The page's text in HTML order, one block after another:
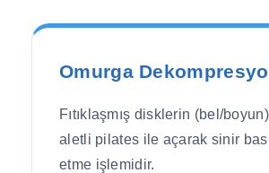
Omurga
Fıtıklaşmış disklerin (bel/boyun)
aletli pilates ile açarak sinir
etme işlemidir.